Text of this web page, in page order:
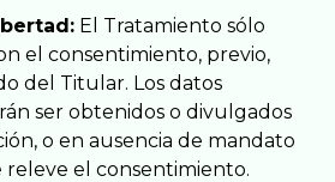
El Tratamiento sólo
el consentimiento, previo,
del Titular. Los datos
ser obtenidos o divulgados
o en ausencia de mandato
releve el consentimiento.